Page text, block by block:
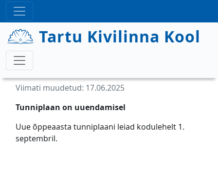
Liigu edasi põhisisu juurde
Tartu Kivilinna Kool
Viimati muudetud: 17.06.2025
Tunniplaan on uuendamisel
Uue õppeaasta tunniplaani leiad kodulehelt 1.
septembril.